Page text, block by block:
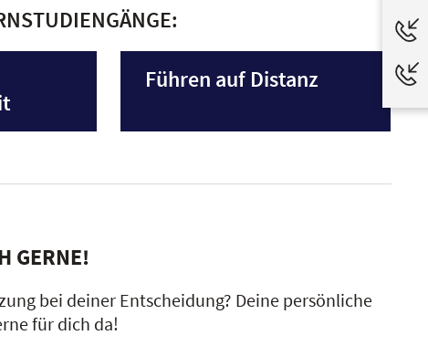
Führen auf Distanz
GERNE!
bei deiner Entscheidung? Deine persönliche
für dich da!